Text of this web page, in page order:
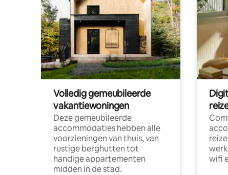
Volledig gemeubileerde
vakantiewoningen
Deze gemeubileerde
accommodaties hebben alle
voorzieningen van thuis, van
rustige berghutten tot
handige appartementen
midden in de stad.
wifi